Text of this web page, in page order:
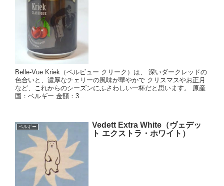
Belle-Vue Kriek（ベルビュー クリーク）は、 深いダークレッドの
色合いと、濃厚なチェリーの風味が華やかで クリスマスやお正月
など、これからのシーズンにふさわしい一杯だと思います。 原産
国：ベルギー 金額：3...
ベルギー
Vedett Extra White（ヴェデッ
ト エクストラ・ホワイト）